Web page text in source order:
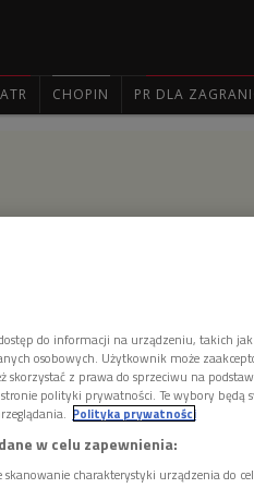
CHOPIN PR DLA
Bramą
państwie świata
Jakie własne
Na ile nowy papież
do informacji na urządzeniu, takich
osobowych. Użytkownik może
z prawa do sprzeciwu na
polityki prywatności. Te wybory będą
Polityka prywatności
w celu zapewnienia:
charakterystyki urządzenia do